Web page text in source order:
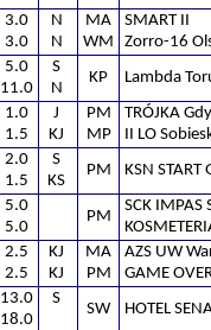
3.0
3.0
N
N
MA
WM
SMART II
Zorro-16
5.0
11.0
S
N
KP Lambda
1.0
1.5
J
KJ
PM
MP
TRÓJKA
II LO
2.0
1.5
S
KS
PM KSN START
5.0
5.0
PM
SCK IMPAS
2.5
2.5
KJ
KJ
MA
PM
AZS UW
GAME
13.0
18.0
S
SW HOTEL